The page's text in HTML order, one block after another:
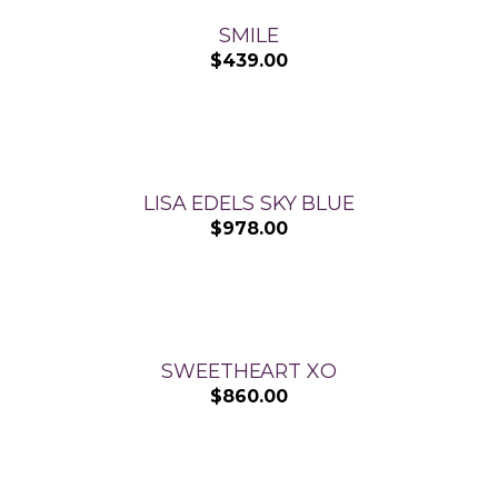
SMILE
$439.00
LISA EDELS SKY BLUE
$978.00
SWEETHEART XO
$860.00